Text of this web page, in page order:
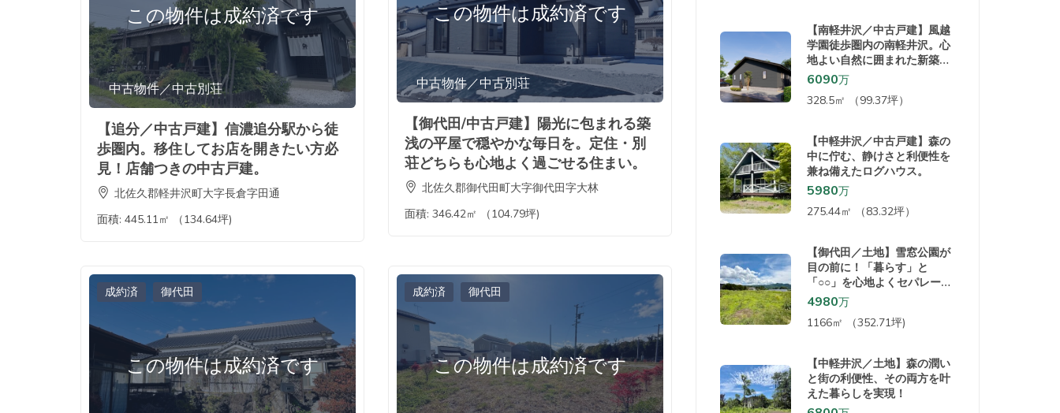
この物件は成約済です
中古物件／中古別荘
【追分／中古戸建】信濃追分駅から徒
歩圏内。移住してお店を開きたい方必
見！店舗つきの中古戸建。
北佐久郡軽井沢町大字長倉字田通
面積: 445.11㎡ （134.64坪)
この物件は成約済です
中古物件／中古別荘
【御代田/中古戸建】陽光に包まれる築
浅の平屋で穏やかな毎日を。定住・別
荘どちらも心地よく過ごせる住まい。
北佐久郡御代田町大字御代田字大林
面積: 346.42㎡ （104.79坪)
この物件は成約済です
成約済 御代田
この物件は成約済です
成約済 御代田
【南軽井沢／中古戸建】風越
学園徒歩圏内の南軽井沢。心
地よい自然に囲まれた新築の
平屋！
6090万
328.5㎡ （99.37坪）
【中軽井沢／中古戸建】森の
中に佇む、静けさと利便性を
兼ね備えたログハウス。
5980万
275.44㎡ （83.32坪）
【御代田／土地】雪窓公園が
目の前に！「暮らす」と
「○○」を心地よくセパレー
ト。敷地内で仕事とプライベ
4980万
1166㎡ （352.71坪)
【中軽井沢／土地】森の潤い
と街の利便性、その両方を叶
えた暮らしを実現！